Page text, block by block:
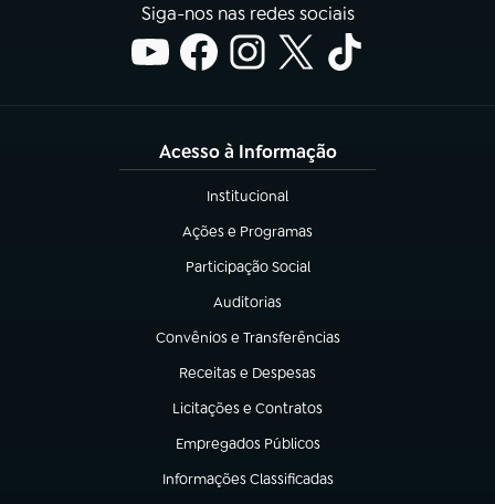
Siga-nos nas redes sociais
Acesso à Informação
Institucional
(abre em nova aba)
Ações e Programas
(abre em nova aba)
Participação Social
(abre em nova aba)
Auditorias
(abre em nova aba)
Convênios e Transferências
(abre em nova aba)
Receitas e Despesas
(abre em nova aba)
Licitações e Contratos
(abre em nova aba)
Empregados Públicos
(abre em nova aba)
Informações Classificadas
(abre em nova aba)